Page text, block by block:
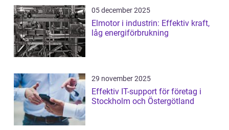
05 december 2025
Elmotor i industrin: Effektiv kraft,
låg energiförbrukning
29 november 2025
Effektiv IT-support för företag i
Stockholm och Östergötland